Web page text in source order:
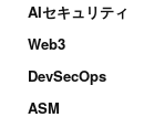
AIセキュリティ
Web3
DevSecOps
ASM